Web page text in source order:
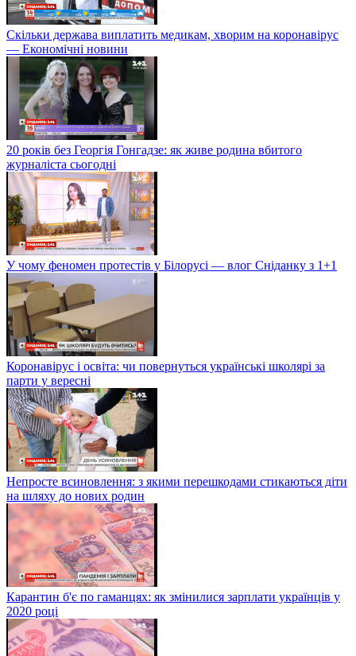
Скільки держава виплатить медикам, хворим на коронавірус
— Економічні новини
20 років без Георгія Гонгадзе: як живе родина вбитого
журналіста сьогодні
У чому феномен протестів у Білорусі — влог Сніданку з 1+1
Коронавірус і освіта: чи повернуться українські школярі за
парти у вересні
Непросте всиновлення: з якими перешкодами стикаються діти
на шляху до нових родин
Карантин б'є по гаманцях: як змінилися зарплати українців у
2020 році